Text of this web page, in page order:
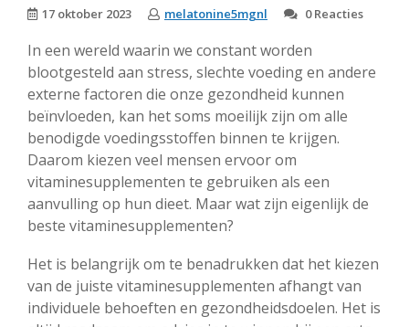
17 oktober 2023 melatonine5mgnl 0 Reacties
In een wereld waarin we constant worden
blootgesteld aan stress, slechte voeding en andere
externe factoren die onze gezondheid kunnen
beïnvloeden, kan het soms moeilijk zijn om alle
benodigde voedingsstoffen binnen te krijgen.
Daarom kiezen veel mensen ervoor om
vitaminesupplementen te gebruiken als een
aanvulling op hun dieet. Maar wat zijn eigenlijk de
beste vitaminesupplementen?
Het is belangrijk om te benadrukken dat het kiezen
van de juiste vitaminesupplementen afhangt van
individuele behoeften en gezondheidsdoelen. Het is